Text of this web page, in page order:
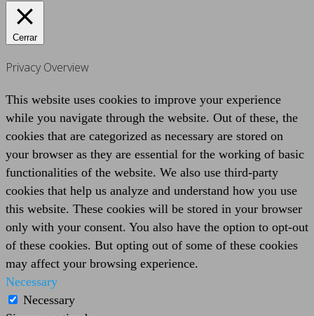
Cerrar
Privacy Overview
This website uses cookies to improve your experience
while you navigate through the website. Out of these, the
cookies that are categorized as necessary are stored on
your browser as they are essential for the working of basic
functionalities of the website. We also use third-party
cookies that help us analyze and understand how you use
this website. These cookies will be stored in your browser
only with your consent. You also have the option to opt-out
of these cookies. But opting out of some of these cookies
may affect your browsing experience.
Necessary
Necessary